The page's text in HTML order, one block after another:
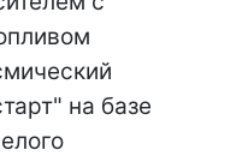
на базе